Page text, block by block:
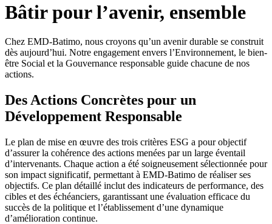
Bâtir pour l’avenir, ensemble
Chez EMD-Batimo, nous croyons qu’un avenir durable se construit
dès aujourd’hui. Notre engagement envers l’Environnement, le bien-
être Social et la Gouvernance responsable guide chacune de nos
actions.
Des Actions Concrètes pour un
Développement Responsable
Le plan de mise en œuvre des trois critères ESG a pour objectif
d’assurer la cohérence des actions menées par un large éventail
d’intervenants. Chaque action a été soigneusement sélectionnée pour
son impact significatif, permettant à EMD-Batimo de réaliser ses
objectifs. Ce plan détaillé inclut des indicateurs de performance, des
cibles et des échéanciers, garantissant une évaluation efficace du
succès de la politique et l’établissement d’une dynamique
d’amélioration continue.